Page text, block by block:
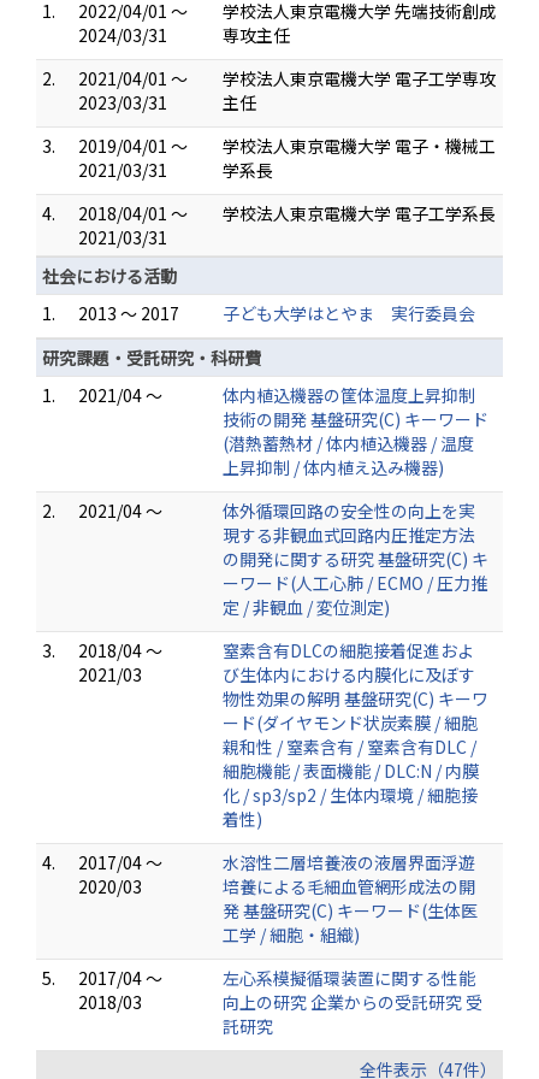
1.
2022/04/01 ～
2024/03/31
学校法人東京電機大学 先端技術創成
専攻主任
2.
2021/04/01 ～
2023/03/31
学校法人東京電機大学 電子工学専攻
主任
3.
2019/04/01 ～
2021/03/31
学校法人東京電機大学 電子・機械工
学系長
4.
2018/04/01 ～
2021/03/31
学校法人東京電機大学 電子工学系長
社会における活動
1.
2013 ～ 2017
子ども大学はとやま 実行委員会
研究課題・受託研究・科研費
1.
2021/04 ～
体内植込機器の筐体温度上昇抑制
技術の開発 基盤研究(C) キーワード
(潜熱蓄熱材 / 体内植込機器 / 温度
上昇抑制 / 体内植え込み機器)
2.
2021/04 ～
体外循環回路の安全性の向上を実
現する非観血式回路内圧推定方法
の開発に関する研究 基盤研究(C) キ
ーワード(人工心肺 / ECMO / 圧力推
定 / 非観血 / 変位測定)
3.
2018/04 ～
2021/03
窒素含有DLCの細胞接着促進およ
び生体内における内膜化に及ぼす
物性効果の解明 基盤研究(C) キーワ
ード(ダイヤモンド状炭素膜 / 細胞
親和性 / 窒素含有 / 窒素含有DLC /
細胞機能 / 表面機能 / DLC:N / 内膜
化 / sp3/sp2 / 生体内環境 / 細胞接
着性)
4.
2017/04 ～
2020/03
水溶性二層培養液の液層界面浮遊
培養による毛細血管網形成法の開
発 基盤研究(C) キーワード(生体医
工学 / 細胞・組織)
5.
2017/04 ～
2018/03
左心系模擬循環装置に関する性能
向上の研究 企業からの受託研究 受
託研究
全件表示（47件）